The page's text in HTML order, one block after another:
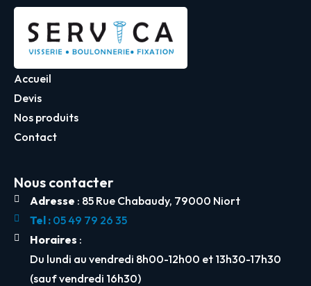
Accueil
Devis
Nos produits
Contact
Nous contacter
Adresse : 85 Rue Chabaudy, 79000 Niort
Tel :05 49 79 26 35
Horaires :
Du lundi au vendredi 8h00-12h00 et 13h30-17h30
(sauf vendredi 16h30)